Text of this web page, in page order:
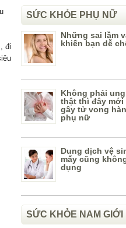
đi
SỨC KHỎE PHỤ NỮ
Những sai lầm
khiến bạn dễ
Không phải
thật thì đây mới
gây tử vong
phụ nữ
Dung dịch vệ
mấy cũng
dụng
SỨC KHỎE NAM GIỚI